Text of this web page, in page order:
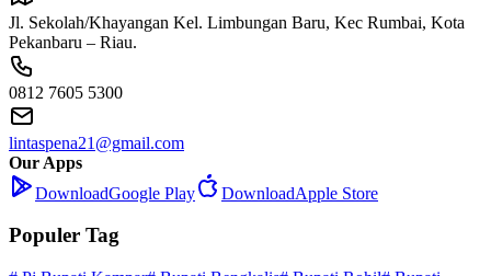
Jl. Sekolah/Khayangan Kel. Limbungan Baru, Kec Rumbai, Kota
Pekanbaru – Riau.
0812 7605 5300
lintaspena21@gmail.com
Our Apps
DownloadGoogle Play DownloadApple Store
Populer Tag